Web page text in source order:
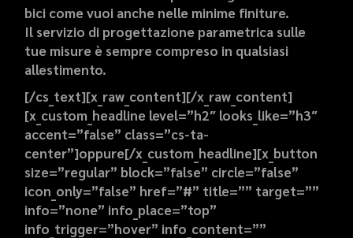
bici come vuoi anche nelle minime finiture.
Il servizio di progettazione parametrica sulle
tue misure è sempre compreso in qualsiasi
allestimento.
[/cs_text][x_raw_content][/x_raw_content]
[x_custom_headline level=”h2″ looks_like=”h3″
accent=”false” class=”cs-ta-
center”]oppure[/x_custom_headline][x_button
size=”regular” block=”false” circle=”false”
icon_only=”false” href=”#” title=”” target=””
info=”none” info_place=”top”
info_trigger=”hover” info_content=””